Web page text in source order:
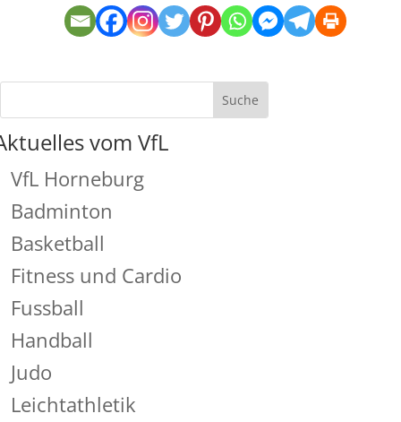
vom VfL
VfL Horneburg
Badminton
Basketball
Fitness und Cardio
Fussball
Handball
Judo
Leichtathletik